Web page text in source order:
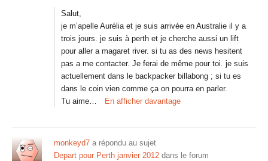
Salut,
je m’apelle Aurélia et je suis arrivée en Australie il y a
trois jours. je suis à perth et je cherche aussi un lift
pour aller a magaret river. si tu as des news hesitent
pas a me contacter. Je ferai de même pour toi. je suis
actuellement dans le backpacker billabong ; si tu es
dans le coin vien comme ça on pourra en parler.
Tu aime…
En afficher davantage
monkeyd7 a répondu au sujet
Depart pour Perth janvier 2012 dans le forum